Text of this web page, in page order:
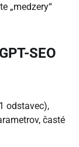
„medzery“
SEO
odstavec),
časté